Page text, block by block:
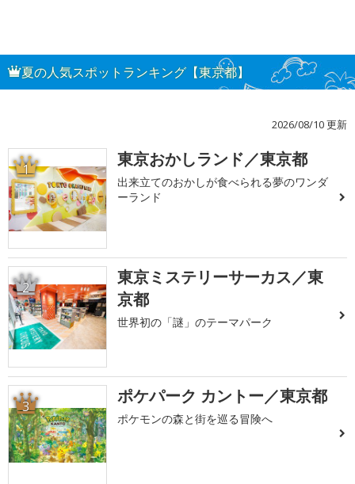
夏の人気スポットランキング【東京都】
2026/08/10 更新
1 東京おかしランド／東京都
出来立てのおかしが食べられる夢のワンダ
ーランド
2
東京ミステリーサーカス／東
京都
世界初の「謎」のテーマパーク
3 ポケパーク カントー／東京都
ポケモンの森と街を巡る冒険へ